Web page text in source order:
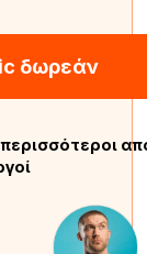
δωρεάν